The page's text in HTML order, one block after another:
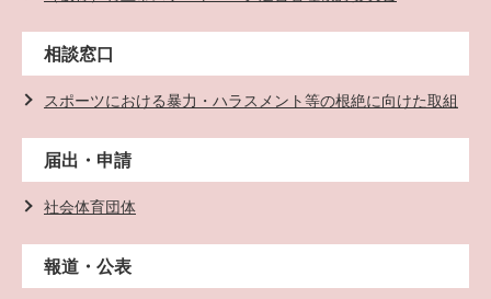
相談窓口
スポーツにおける暴力・ハラスメント等の根絶に向けた取組
届出・申請
社会体育団体
報道・公表